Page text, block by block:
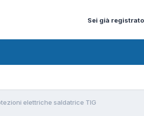
Sei già
elettriche saldatrice TIG